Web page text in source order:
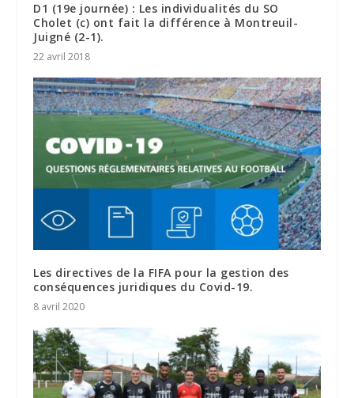
D1 (19e journée) : Les individualités du SO
Cholet (c) ont fait la différence à Montreuil-
Juigné (2-1).
22 avril 2018
Les directives de la FIFA pour la gestion des
conséquences juridiques du Covid-19.
8 avril 2020